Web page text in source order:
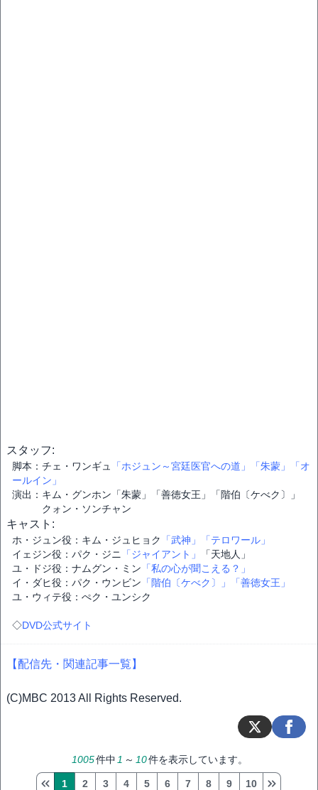
スタッフ:
脚本：チェ・ワンギュ 「ホジュン～宮廷医官への道」 「朱蒙」
「オ
ールイン」
演出：キム・グンホン「朱蒙」「善徳女王」「階伯〔ケべク〕」
クォン・ソンチャン
キャスト:
ホ・ジュン役：キム・ジュヒョク 「武神」
「テロワール」
イェジン役：パク・ジニ
「ジャイアント」
「天地人」
ユ・ドジ役：ナムグン・ミン 「私の心が聞こえる？」
イ・ダヒ役：パク・ウンビン 「階伯〔ケべク〕」
「善徳女王」
ユ・ウィテ役：ぺク・ユンシク
◇DVD公式サイト
【配信先・関連記事一覧】
(C)MBC 2013 All Rights Reserved.
1005件中 1 ～ 10件を表示しています。
1 2 3 4 5 6 7 8 9 10